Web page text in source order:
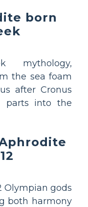
born
mythology,
the sea foam
after Cronus
parts into the
Olympian gods
both harmony